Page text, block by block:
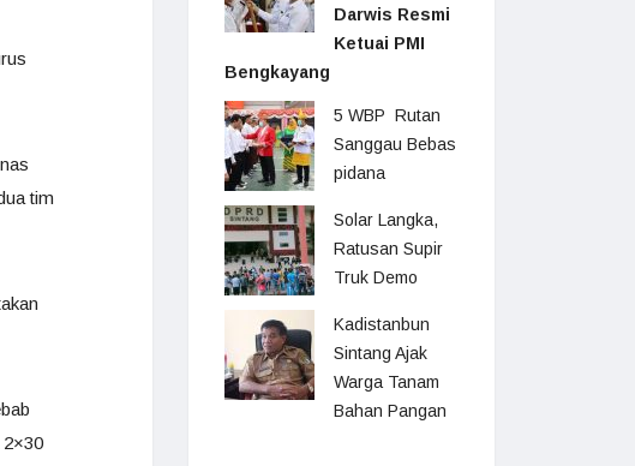
tim
2×30
Darwis Resmi
Ketuai PMI
Bengkayang
5 WBP Rutan
Sanggau Bebas
pidana
Solar Langka,
Ratusan Supir
Truk Demo
Kadistanbun
Sintang Ajak
Warga Tanam
Bahan Pangan